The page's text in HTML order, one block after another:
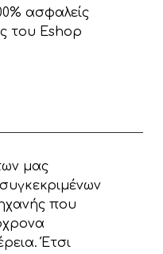
ασφαλείς
του Eshop
μας
που
Έτσι